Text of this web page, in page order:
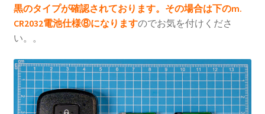
黒のタイプが確認されております。その場合は下のm.
CR2032電池仕様⑧になりますのでお気を付けくださ
い。。